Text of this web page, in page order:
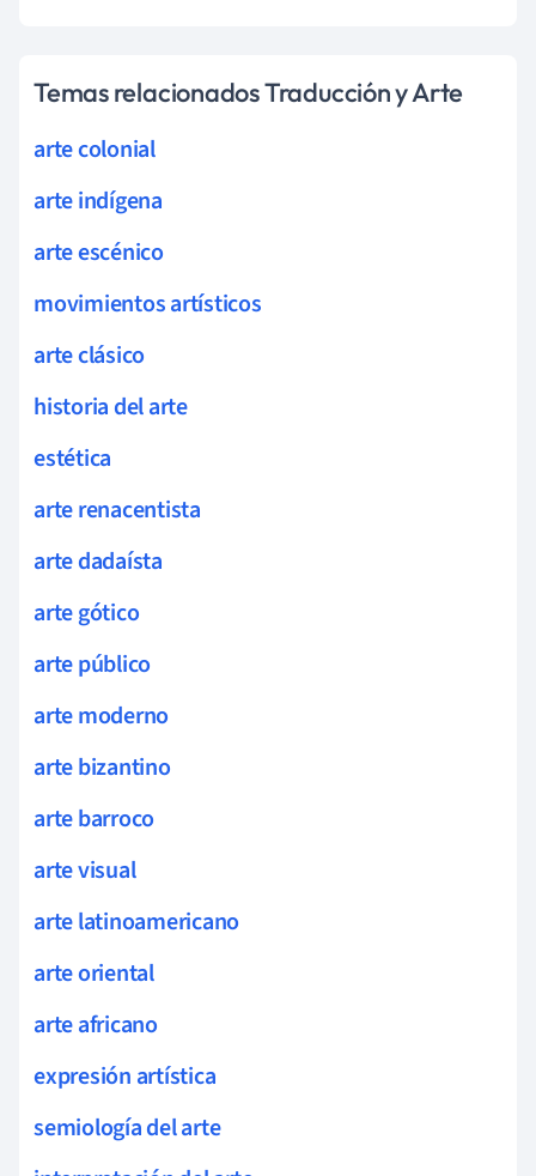
Temas relacionados Traducción y Arte
arte colonial
arte indígena
arte escénico
movimientos artísticos
arte clásico
historia del arte
estética
arte renacentista
arte dadaísta
arte gótico
arte público
arte moderno
arte bizantino
arte barroco
arte visual
arte latinoamericano
arte oriental
arte africano
expresión artística
semiología del arte